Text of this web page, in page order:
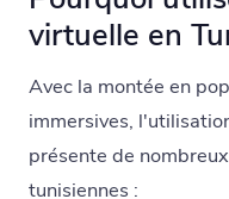
virtuelle en
Avec la montée en
immersives,
présente de
tunisiennes :